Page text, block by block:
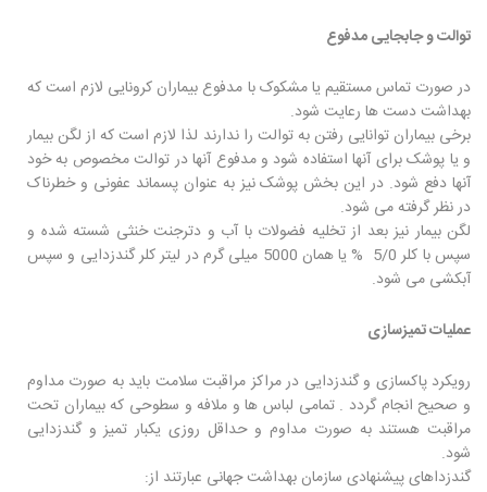
توالت و جابجایی مدفوع
در صورت تماس مستقیم یا مشکوک با مدفوع بیماران کرونایی لازم است که
بهداشت دست ها رعایت شود.
برخی بیماران توانایی رفتن به توالت را ندارند لذا لازم است که از لگن بیمار
و یا پوشک برای آنها استفاده شود و مدفوع آنها در توالت مخصوص به خود
آنها دفع شود. در این بخش پوشک نیز به عنوان پسماند عفونی و خطرناک
در نظر گرفته می شود.
لگن بیمار نیز بعد از تخلیه فضولات با آب و دترجنت خنثی شسته شده و
سپس با کلر 5/0 % یا همان 5000 میلی گرم در لیتر کلر گندزدایی و سپس
آبکشی می شود.
عملیات تمیزسازی
رویکرد پاکسازی و گندزدایی در مراکز مراقبت سلامت باید به صورت مداوم
و صحیح انجام گردد . تمامی لباس ها و ملافه و سطوحی که بیماران تحت
مراقبت هستند به صورت مداوم و حداقل روزی یکبار تمیز و گندزدایی
شود.
گندزداهای پیشنهادی سازمان بهداشت جهانی عبارتند از: